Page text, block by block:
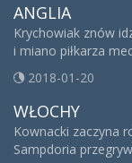
ANGLIA
Krychowiak znów
i miano piłkarza
2018-01-20
WŁOCHY
Kownacki zaczyna
Sampdoria